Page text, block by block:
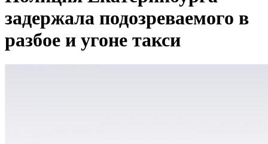
задержала подозреваемого в
разбое и угоне такси